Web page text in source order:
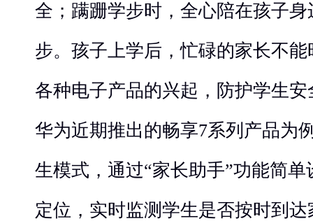
全；蹒跚学步时，全心陪在孩子
步。孩子上学后，忙碌的家长不
各种电子产品的兴起，防护学生
华为近期推出的畅享7系列产品为
生模式，通过“家长助手”功能简
定位，实时监测学生是否按时到